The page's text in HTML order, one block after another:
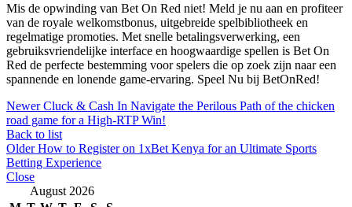
Mis de opwinding van Bet On Red niet! Meld je nu aan en profiteer
van de royale welkomstbonus, uitgebreide spelbibliotheek en
regelmatige promoties. Met snelle betalingsverwerking, een
gebruiksvriendelijke interface en hoogwaardige spellen is Bet On
Red de perfecte bestemming voor spelers die op zoek zijn naar een
spannende en lonende game-ervaring. Speel Nu bij BetOnRed!
Newer Cluck & Cash In Navigate the Perilous Path of the chicken
road game for a High-RTP Win!
Back to list
Older How to Register on 1xBet Kenya for an Ultimate Sports
Betting Experience
Close
August 2026